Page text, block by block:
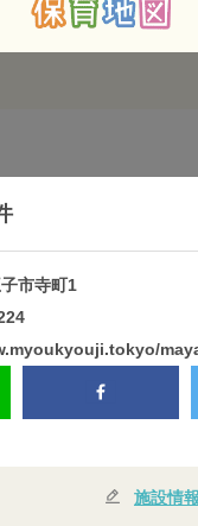
市寺町1
施設情